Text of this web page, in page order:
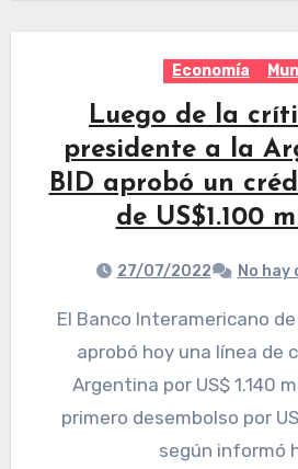
Economía
Luego de la
presidente a la
BID aprobó un
de US$1.100
27/07/2022 No
El Banco Interamericano de Desarrollo (BID)
aprobó hoy una línea de
Argentina por US$ 1.140
primero desembolso por
según informó